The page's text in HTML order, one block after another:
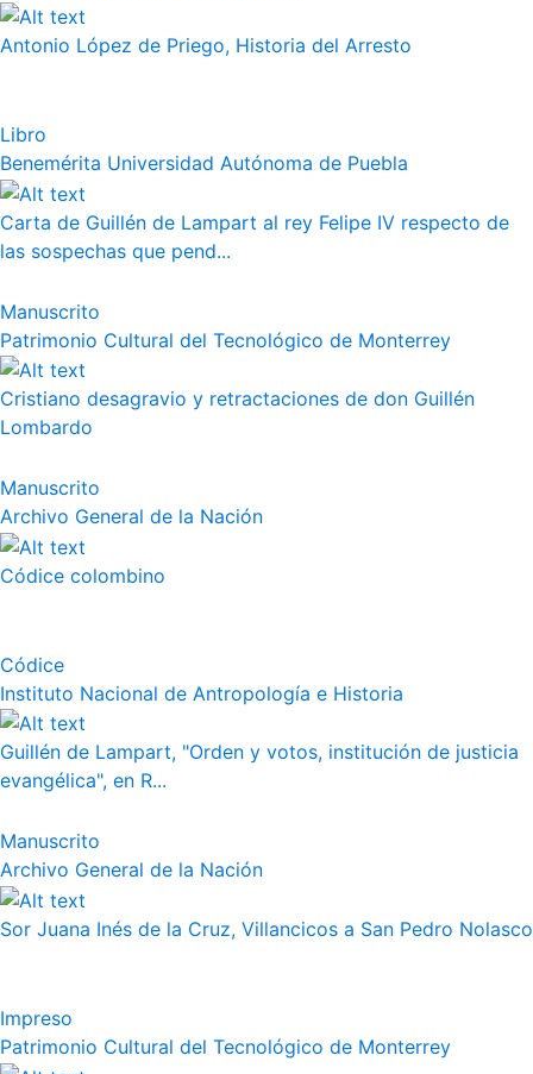
Antonio López de Priego, Historia del Arresto
Libro
Benemérita Universidad Autónoma de Puebla
Carta de Guillén de Lampart al rey Felipe IV respecto de
las sospechas que pend...
Manuscrito
Patrimonio Cultural del Tecnológico de Monterrey
Cristiano desagravio y retractaciones de don Guillén
Lombardo
Manuscrito
Archivo General de la Nación
Códice colombino
Códice
Instituto Nacional de Antropología e Historia
Guillén de Lampart, "Orden y votos, institución de justicia
evangélica", en R...
Manuscrito
Archivo General de la Nación
Sor Juana Inés de la Cruz, Villancicos a San Pedro Nolasco
Impreso
Patrimonio Cultural del Tecnológico de Monterrey